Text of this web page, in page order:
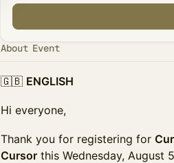
About Event
🇬🇧 ENGLISH
Hi everyone,
Thank you for registering for
Cursor this Wednesday, August